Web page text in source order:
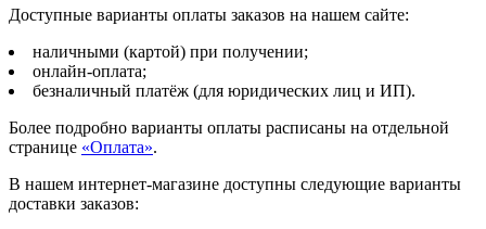
Доступные варианты оплаты заказов на нашем сайте:
наличными (картой) при получении;
онлайн-оплата;
безналичный платёж (для юридических лиц и ИП).
Более подробно варианты оплаты расписаны на отдельной
странице «Оплата».
В нашем интернет-магазине доступны следующие варианты
доставки заказов: